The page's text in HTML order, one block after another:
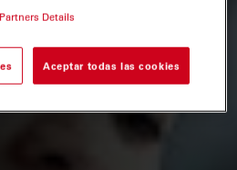
Details
Aceptar todas las cookies